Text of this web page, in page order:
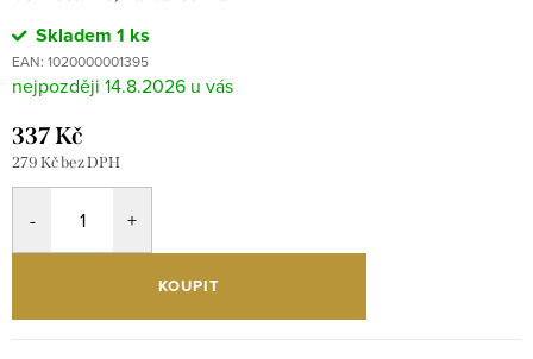
Skladem 1 ks
EAN: 1020000001395
14.8.2026
337 Kč
279 Kč bez DPH
KOUPIT